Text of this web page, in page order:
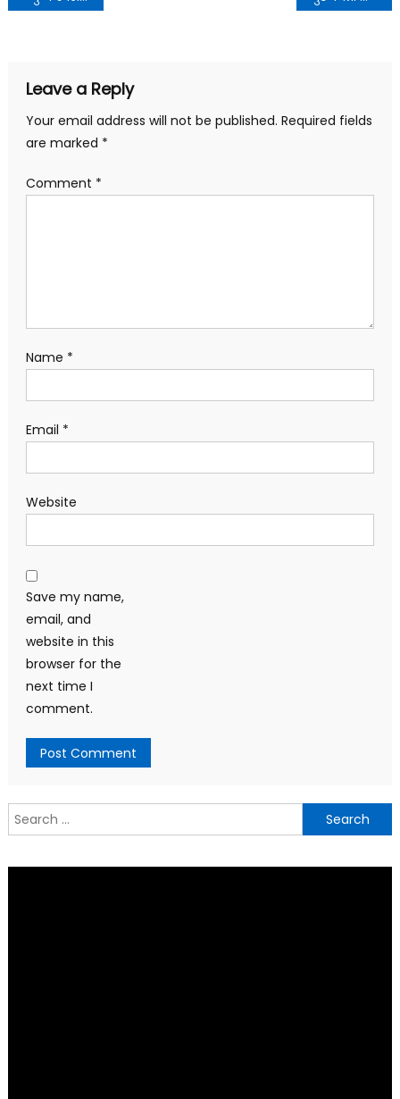
navigation
Leave a Reply
Your email address will not be published. Required fields
are marked *
Comment *
Name *
Email *
Website
Save my name,
email, and
website in this
browser for the
next time I
comment.
Search
for: